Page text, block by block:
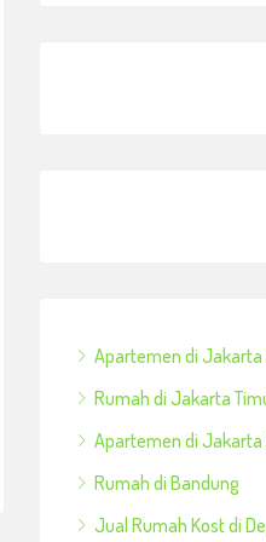
Apartemen di
Rumah di Jakarta
Apartemen di Jakarta
Rumah di Bandung
Jual Rumah Kost di